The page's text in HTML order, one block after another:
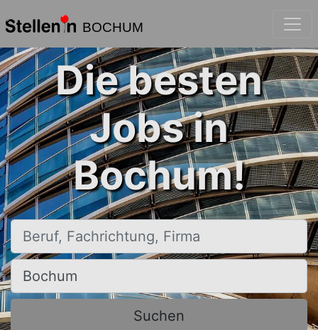
BOCHUM
Die besten
Jobs in
Bochum!
Beruf, Fachrichtung, Firma
Ort, Stadt
Suchen